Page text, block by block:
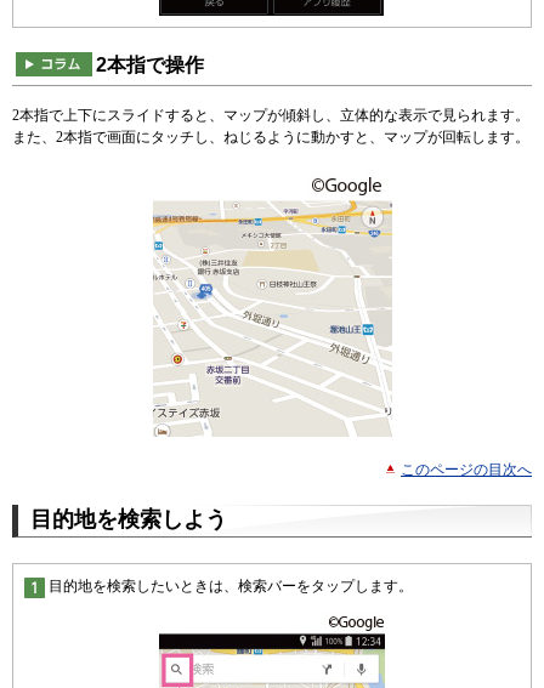
2本指で操作
2本指で上下にスライドすると、マップが傾斜し、立体的な表示で見られます。
また、2本指で画面にタッチし、ねじるように動かすと、マップが回転します。
このページの目次へ
目的地を検索しよう
目的地を検索したいときは、検索バーをタップします。